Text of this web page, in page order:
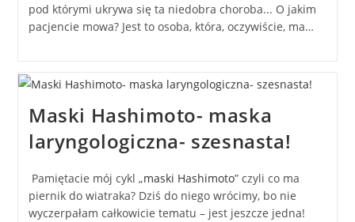
pod którymi ukrywa się ta niedobra choroba... O jakim
pacjencie mowa? Jest to osoba, która, oczywiście, ma…
Maski Hashimoto- maska
laryngologiczna- szesnasta!
Pamiętacie mój cykl „maski Hashimoto” czyli co ma
piernik do wiatraka? Dziś do niego wrócimy, bo nie
wyczerpałam całkowicie tematu – jest jeszcze jedna!